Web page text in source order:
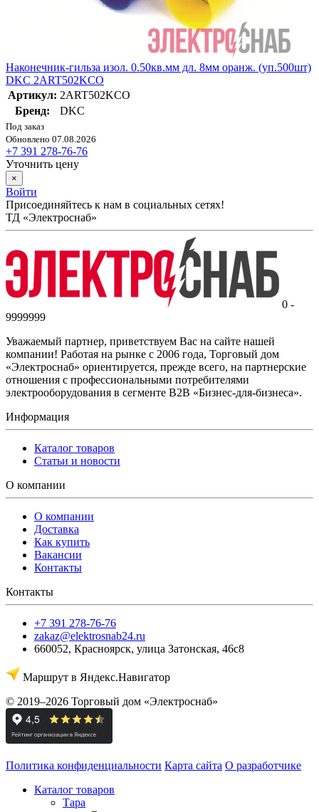
Наконечник-гильза изол. 0.50кв.мм дл. 8мм оранж. (уп.500шт)
DKC 2ART502KCO
Артикул: 2ART502KCO
Бренд:
DKC
Под заказ
Обновлено 07.08.2026
+7 391 278-76-76
Уточнить цену
×
Войти
Присоединяйтесь к нам в социальных сетях!
ТД «Электроснаб»
0 -
9999999
Уважаемый партнер, приветствуем Вас на сайте нашей
компании! Работая на рынке с 2006 года, Торговый дом
«Электроснаб» ориентируется, прежде всего, на партнерские
отношения с профессиональными потребителями
электрооборудования в сегменте B2B «Бизнес-для-бизнеса».
Информация
Каталог товаров
Статьи и новости
О компании
О компании
Доставка
Как купить
Вакансии
Контакты
Контакты
+7 391 278-76-76
zakaz@elektrosnab24.ru
660052, Красноярск, улица Затонская, 46с8
Маршрут в Яндекс.Навигатор
© 2019–2026 Торговый дом «Электроснаб»
Политика конфиденциальности Карта сайта О разработчике
Каталог товаров
Тара